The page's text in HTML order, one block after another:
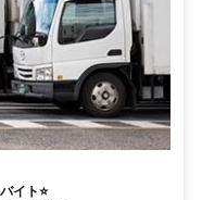
イト⭐